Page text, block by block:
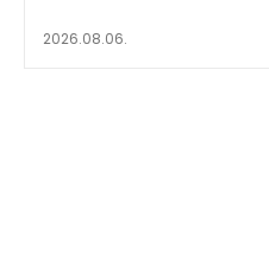
2026.08.06.